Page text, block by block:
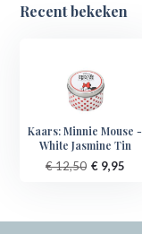
Recent bekeken
Kaars: Minnie Mouse -
White Jasmine Tin
€ 12,50 € 9,95